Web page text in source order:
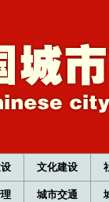
文化建设
城市交通